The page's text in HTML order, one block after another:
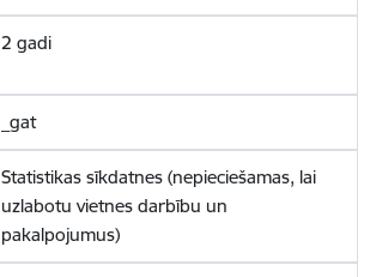
2 gadi
_gat
Statistikas sīkdatnes (nepieciešamas, lai
uzlabotu vietnes darbību un
pakalpojumus)